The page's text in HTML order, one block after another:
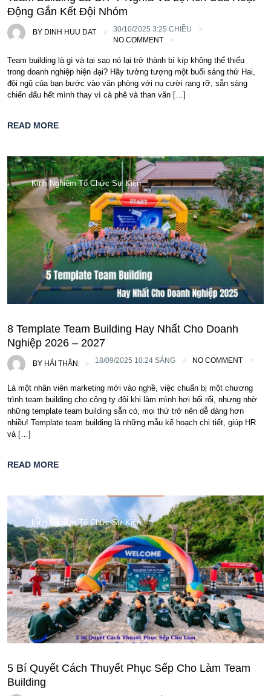
Động Gắn Kết Đội Nhóm
BY DINH HUU DAT
30/10/2025 3:25 CHIỀU
NO COMMENT
Team building là gì và tại sao nó lại trở thành bí kíp không thể thiếu
trong doanh nghiệp hiện đại? Hãy tưởng tượng một buổi sáng thứ Hai,
đội ngũ của bạn bước vào văn phòng với nụ cười rạng rỡ, sẵn sàng
chiến đấu hết mình thay vì cà phê và than vãn […]
READ MORE
Kinh Nghiệm Tổ Chức Sự Kiện
8 Template Team Building Hay Nhất Cho Doanh
Nghiệp 2026 – 2027
BY HẢI THÂN 18/09/2025 10:24 SÁNG NO COMMENT
Là một nhân viên marketing mới vào nghề, việc chuẩn bị một chương
trình team building cho công ty đôi khi làm mình hơi bối rối, nhưng nhờ
những template team building sẵn có, mọi thứ trở nên dễ dàng hơn
nhiều! Template team building là những mẫu kế hoạch chi tiết, giúp HR
và […]
READ MORE
Kinh Nghiệm Tổ Chức Sự Kiện
5 Bí Quyết Cách Thuyết Phục Sếp Cho Làm Team
Building